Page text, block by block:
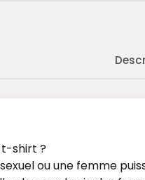
shirt ?
ou une femme